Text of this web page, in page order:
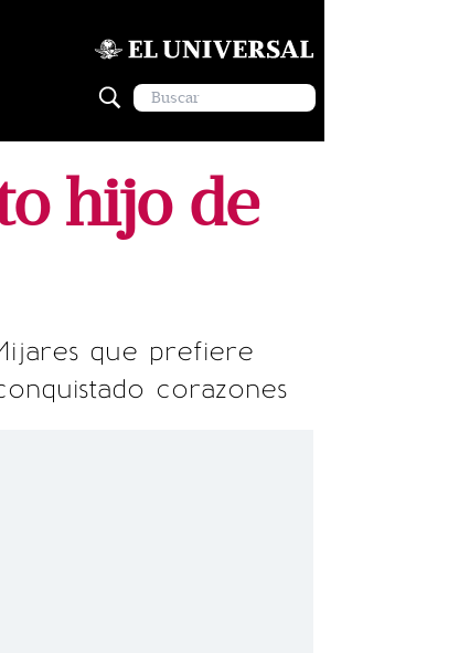
hijo de
que prefiere
corazones